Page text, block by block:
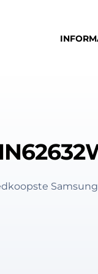
Samsung